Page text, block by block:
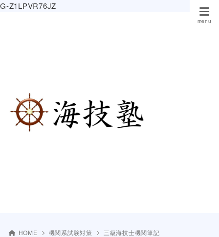
G-Z1LPVR76JZ
HOME 機関系試験対策 三級海技士機関筆記